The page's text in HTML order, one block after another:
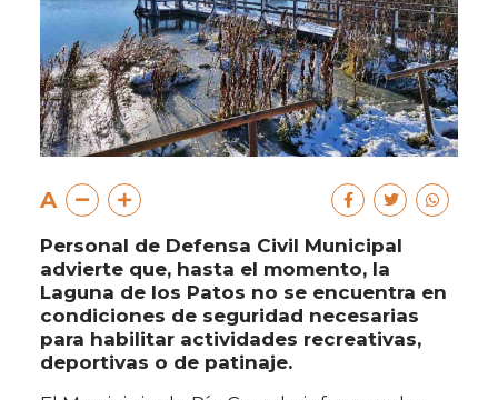
A
Personal de Defensa Civil Municipal
advierte que, hasta el momento, la
Laguna de los Patos no se encuentra en
condiciones de seguridad necesarias
para habilitar actividades recreativas,
deportivas o de patinaje.